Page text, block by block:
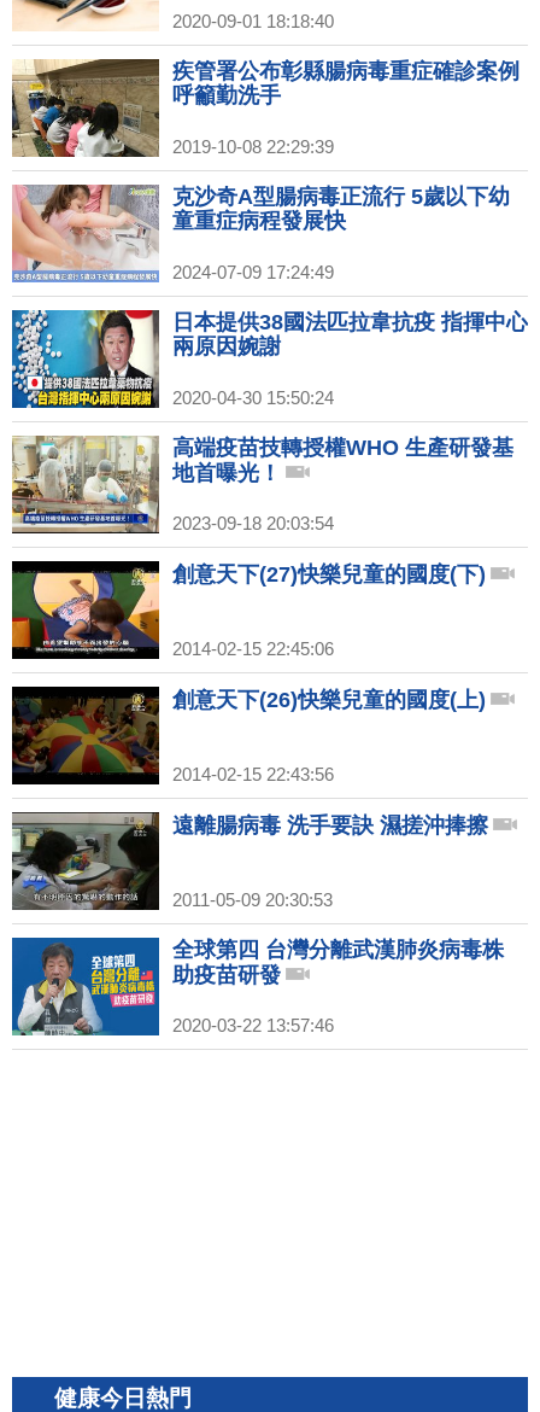
2020-09-01 18:18:40
疾管署公布彰縣腸病毒重症確診案例
呼籲勤洗手
2019-10-08 22:29:39
克沙奇A型腸病毒正流行 5歲以下幼
童重症病程發展快
2024-07-09 17:24:49
日本提供38國法匹拉韋抗疫 指揮中心
兩原因婉謝
2020-04-30 15:50:24
高端疫苗技轉授權WHO 生產研發基
地首曝光！
2023-09-18 20:03:54
創意天下(27)快樂兒童的國度(下)
2014-02-15 22:45:06
創意天下(26)快樂兒童的國度(上)
2014-02-15 22:43:56
遠離腸病毒 洗手要訣 濕搓沖捧擦
2011-05-09 20:30:53
全球第四 台灣分離武漢肺炎病毒株
助疫苗研發
2020-03-22 13:57:46
健康今日熱門